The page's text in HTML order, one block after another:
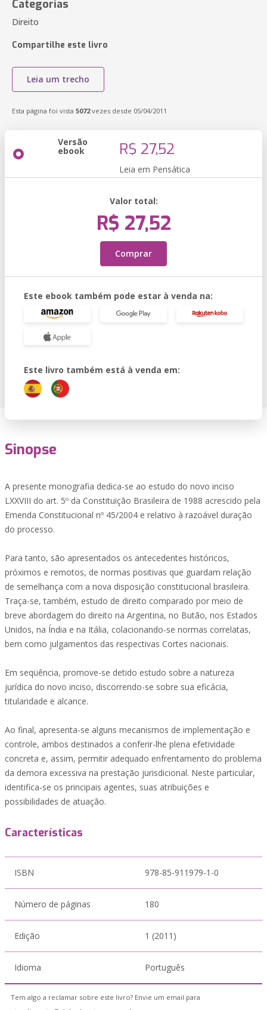
Categorias
Direito
Compartilhe este livro
Leia um trecho
Esta página foi vista 5072vezes desde 05/04/2011
Versão
ebook R$ 27,52
Leia em Pensática
Valor total:
R$ 27,52
Comprar
Este ebook também pode estar à venda na:
Este livro também está à venda em:
Sinopse
A presente monografia dedica-se ao estudo do novo inciso
LXXVIII do art. 5º da Constituição Brasileira de 1988 acrescido pela
Emenda Constitucional nº 45/2004 e relativo à razoável duração
do processo.
Para tanto, são apresentados os antecedentes históricos,
próximos e remotos, de normas positivas que guardam relação
de semelhança com a nova disposição constitucional brasileira.
Traça-se, também, estudo de direito comparado por meio de
breve abordagem do direito na Argentina, no Butão, nos Estados
Unidos, na Índia e na Itália, colacionando-se normas correlatas,
bem como julgamentos das respectivas Cortes nacionais.
Em seqüência, promove-se detido estudo sobre a natureza
jurídica do novo inciso, discorrendo-se sobre sua eficácia,
titularidade e alcance.
Ao final, apresenta-se alguns mecanismos de implementação e
controle, ambos destinados a conferir-lhe plena efetividade
concreta e, assim, permitir adequado enfrentamento do problema
da demora excessiva na prestação jurisdicional. Neste particular,
identifica-se os principais agentes, suas atribuições e
possibilidades de atuação.
Características
ISBN 978-85-911979-1-0
Número de páginas 180
Edição 1 (2011)
Idioma Português
Tem algo a reclamar sobre este livro? Envie um email para